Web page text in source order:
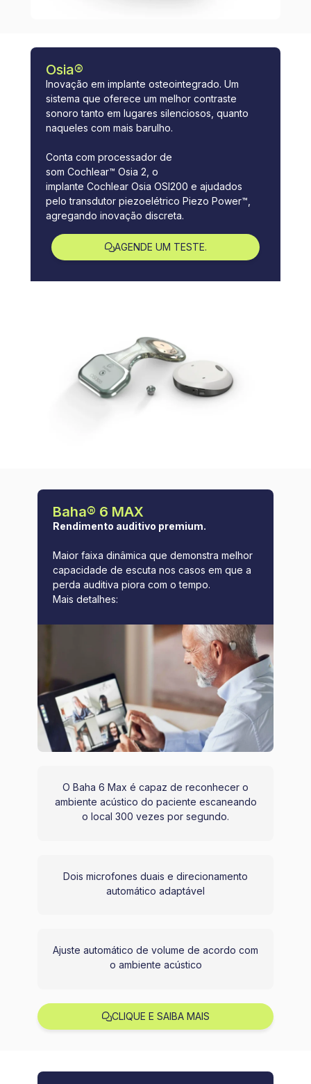
Osia®
Inovação em implante osteointegrado. Um
sistema que oferece um melhor contraste
sonoro tanto em lugares silenciosos, quanto
naqueles com mais barulho.
Conta com processador de
som Cochlear™ Osia 2, o
implante Cochlear Osia OSI200 e ajudados
pelo transdutor piezoelétrico Piezo Power™,
agregando inovação discreta.
AGENDE UM TESTE.
Baha® 6 MAX
Rendimento auditivo premium.
Maior faixa dinâmica que demonstra melhor
capacidade de escuta nos casos em que a
perda auditiva piora com o tempo.
Mais detalhes:
O Baha 6 Max é capaz de reconhecer o
ambiente acústico do paciente escaneando
o local 300 vezes por segundo.
Dois microfones duais e direcionamento
automático adaptável
Ajuste automático de volume de acordo com
o ambiente acústico
CLIQUE E SAIBA MAIS